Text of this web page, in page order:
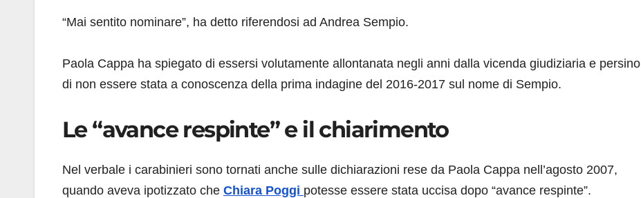
“Mai sentito nominare”, ha detto riferendosi ad Andrea Sempio.
Paola Cappa ha spiegato di essersi volutamente allontanata negli anni dalla vicenda giudiziaria e persino
di non essere stata a conoscenza della prima indagine del 2016-2017 sul nome di Sempio.
Le “avance respinte” e il chiarimento
Nel verbale i carabinieri sono tornati anche sulle dichiarazioni rese da Paola Cappa nell’agosto 2007,
quando aveva ipotizzato che Chiara Poggi potesse essere stata uccisa dopo “avance respinte”.